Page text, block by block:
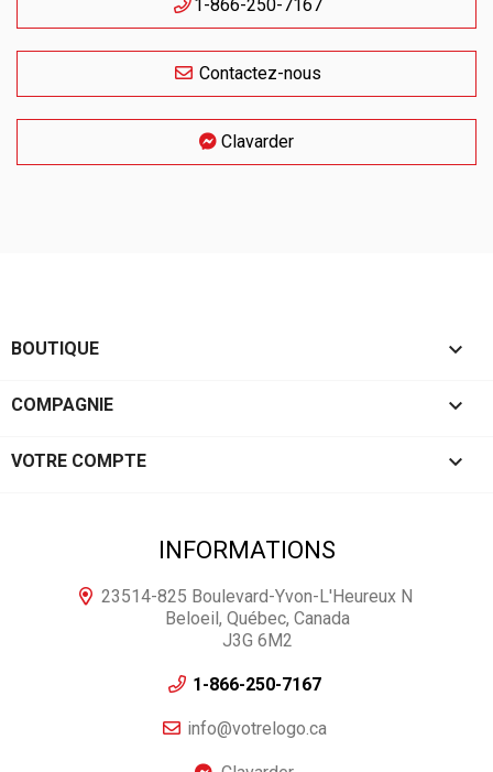
1-866-250-7167
Contactez-nous
Clavarder
BOUTIQUE 
COMPAGNIE 
VOTRE COMPTE 
INFORMATIONS
23514-825 Boulevard-Yvon-L'Heureux N
Beloeil, Québec, Canada
J3G 6M2
1-866-250-7167
info@votrelogo.ca